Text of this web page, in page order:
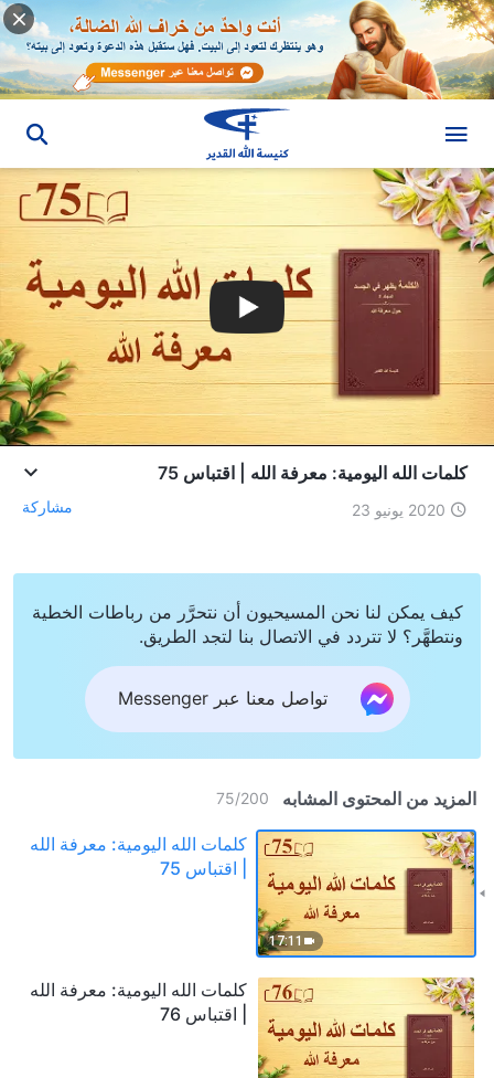
كلمات الله اليومية: معرفة الله | اقتباس 75
2020 يونيو 23 مشاركة
كيف يمكن لنا نحن المسيحيون أن نتحرَّر من رباطات الخطية
ونتطهَّر؟ لا تتردد في الاتصال بنا لتجد الطريق.
تواصل معنا عبر Messenger
المزيد من المحتوى المشابه 75/200
17:11
كلمات الله اليومية: معرفة الله
| اقتباس 75
كلمات الله اليومية: معرفة الله
| اقتباس 76